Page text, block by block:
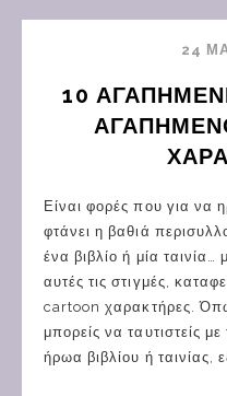
24
10
Είναι φορές που για να
φτάνει η βαθιά
ένα βιβλίο ή μία
αυτές τις στιγμές,
cartoon χαρακτήρες.
μπορείς να ταυτιστείς
ήρωα βιβλίου ή ταινίας,